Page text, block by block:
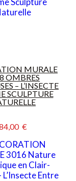
MURALE
OMBRES
– L’INSECTE
SCULPTURE
€